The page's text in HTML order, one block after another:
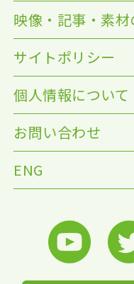
映像・記事・素
サイトポリシー
個人情報について
お問い合わせ
ENG